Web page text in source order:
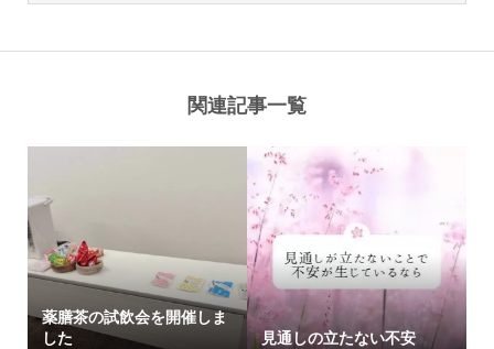
関連記事一覧
薬膳茶の試飲会を開催しま
した
見通しの立たない不安